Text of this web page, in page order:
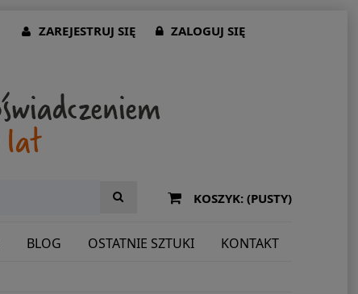
ZAREJESTRUJ SIĘ ZALOGUJ SIĘ
KOSZYK: (PUSTY)
BLOG OSTATNIE SZTUKI KONTAKT